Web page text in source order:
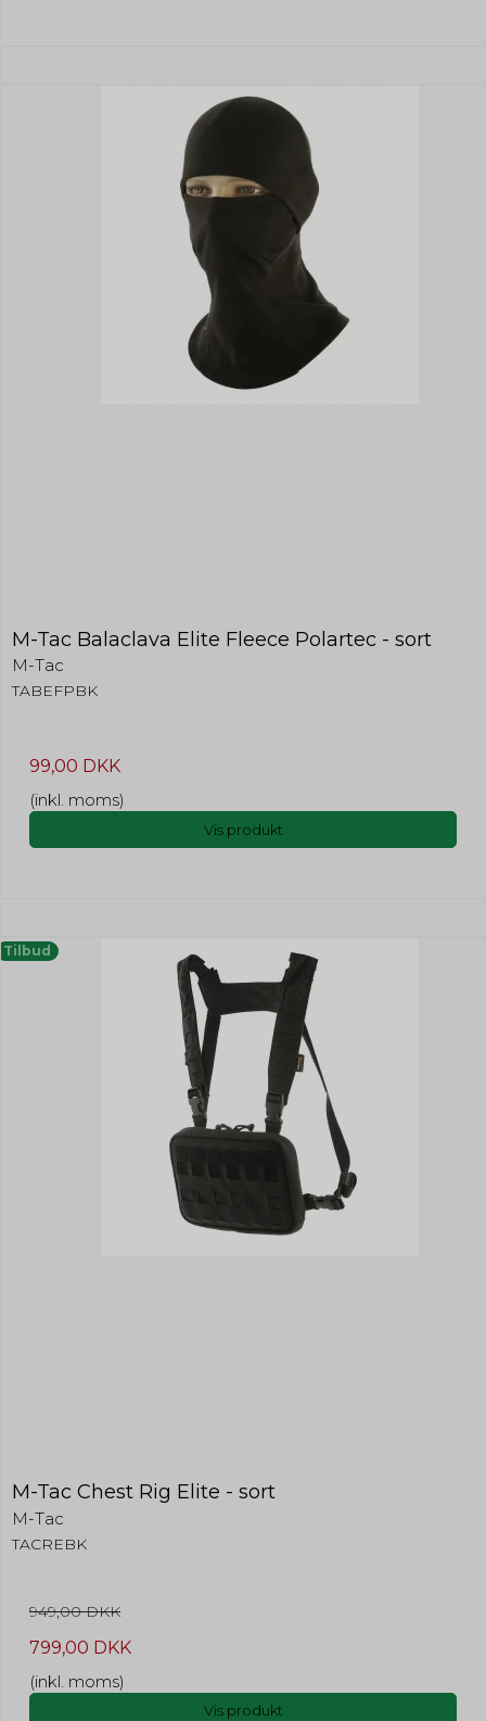
M-Tac Balaclava Elite Fleece Polartec - sort
M-Tac
TABEFPBK
99,00 DKK
(inkl. moms)
Vis produkt
Tilbud
M-Tac Chest Rig Elite - sort
M-Tac
TACREBK
949,00 DKK
799,00 DKK
(inkl. moms)
Vis produkt